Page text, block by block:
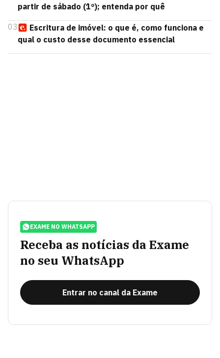
partir de sábado (1º); entenda por quê
03
Escritura de imóvel: o que é, como funciona e
qual o custo desse documento essencial
EXAME NO WHATSAPP
Receba as notícias da Exame
no seu WhatsApp
Entrar no canal da Exame